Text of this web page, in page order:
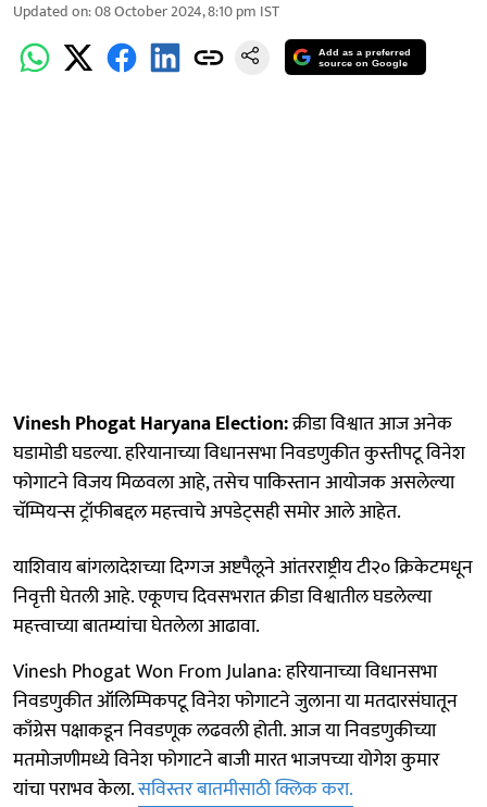
Updated on:08 October 2024, 8:10 pm IST
Add as a preferred
source on Google
Vinesh Phogat Haryana Election:क्रीडा विश्वात आज अनेक
घडामोडी घडल्या. हरियानाच्या विधानसभा निवडणुकीत कुस्तीपटू विनेश
फोगाटने विजय मिळवला आहे, तसेच पाकिस्तान आयोजक असलेल्या
चॅम्पियन्स ट्रॉफीबद्दल महत्त्वाचे अपडेट्सही समोर आले आहेत.
याशिवाय बांगलादेशच्या दिग्गज अष्टपैलूने आंतरराष्ट्रीय टी२० क्रिकेटमधून
निवृत्ती घेतली आहे. एकूणच दिवसभरात क्रीडा विश्वातील घडलेल्या
महत्त्वाच्या बातम्यांचा घेतलेला आढावा.
Vinesh Phogat Won From Julana: हरियानाच्या विधानसभा
निवडणुकीत ऑलिम्पिकपटू विनेश फोगाटने जुलाना या मतदारसंघातून
काँग्रेस पक्षाकडून निवडणूक लढवली होती. आज या निवडणुकीच्या
मतमोजणीमध्ये विनेश फोगाटने बाजी मारत भाजपच्या योगेश कुमार
यांचा पराभव केला.सविस्तर बातमीसाठी क्लिक करा.